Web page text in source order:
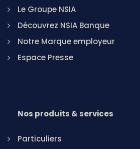
Le Groupe NSIA
Découvrez NSIA Banque
Notre Marque employeur
Espace Presse
Nos produits & services
Particuliers